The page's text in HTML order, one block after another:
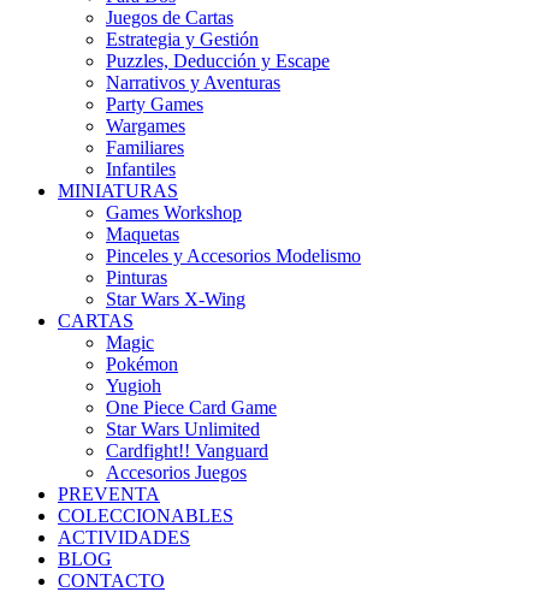
Juegos de Cartas
Estrategia y Gestión
Puzzles, Deducción y Escape
Narrativos y Aventuras
Party Games
Wargames
Familiares
Infantiles
MINIATURAS
Games Workshop
Maquetas
Pinceles y Accesorios Modelismo
Pinturas
Star Wars X-Wing
CARTAS
Magic
Pokémon
Yugioh
One Piece Card Game
Star Wars Unlimited
Cardfight!! Vanguard
Accesorios Juegos
PREVENTA
COLECCIONABLES
ACTIVIDADES
BLOG
CONTACTO